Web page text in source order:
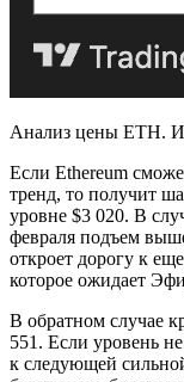
Анализ цены ETH.
Если Ethereum
тренд, то получит
уровне $3 020. В
февраля подъем
откроет дорогу к
которое ожидает
В обратном случае
551. Если уровень
к следующей